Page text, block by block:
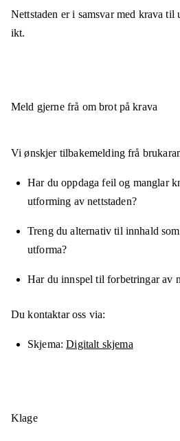
Nettstaden eri samsvarmed krava til
ikt.
Meld gjerne frå om brot på krava
Vi ønskjer tilbakemelding frå
Har du oppdaga feil og manglar
utforming av nettstaden?
Treng du alternativ til innhald
utforma?
Har du innspel til forbetringar av
Du kontaktar oss via:
Skjema Digitalt skjema
Klage